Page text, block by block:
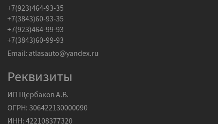
+7(923)464-93-35
+7(3843)60-93-35
+7(923)464-99-93
+7(3843)60-99-93
Email: atlasauto@yandex.ru
Реквизиты
ИП Щербаков А.В.
ОГРН: 306422130000090
ИНН: 422108377320